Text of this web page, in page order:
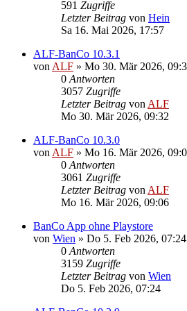
591 Zugriffe
Letzter Beitrag von Hein
Sa 16. Mai 2026, 17:57
ALF-BanCo 10.3.1
von ALF » Mo 30. Mär 2026,
0 Antworten
3057 Zugriffe
Letzter Beitrag von ALF
Mo 30. Mär 2026, 09:32
ALF-BanCo 10.3.0
von ALF » Mo 16. Mär 2026,
0 Antworten
3061 Zugriffe
Letzter Beitrag von ALF
Mo 16. Mär 2026, 09:06
BanCo App ohne Playstore
von Wien » Do 5. Feb 2026, 07:24
0 Antworten
3159 Zugriffe
Letzter Beitrag von Wien
Do 5. Feb 2026, 07:24